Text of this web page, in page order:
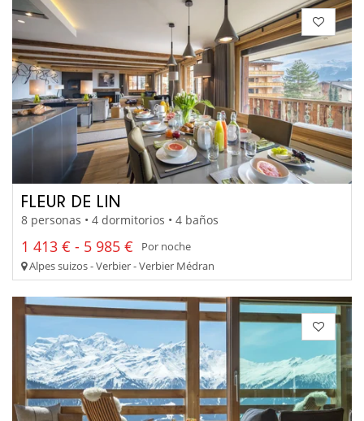
FLEUR DE LIN
8 personas • 4 dormitorios • 4 baños
1 413 € - 5 985 €
Por noche
Alpes suizos - Verbier - Verbier Médran